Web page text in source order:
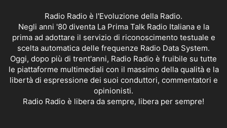
Radio Radio è l'Evoluzione della Radio.
Negli anni '80 diventa La Prima Talk Radio Italiana e la
prima ad adottare il servizio di riconoscimento testuale e
scelta automatica delle frequenze Radio Data System.
Oggi, dopo più di trent'anni, Radio Radio è fruibile su tutte
le piattaforme multimediali con il massimo della qualità e la
libertà di espressione dei suoi conduttori, commentatori e
opinionisti.
Radio Radio è libera da sempre, libera per sempre!